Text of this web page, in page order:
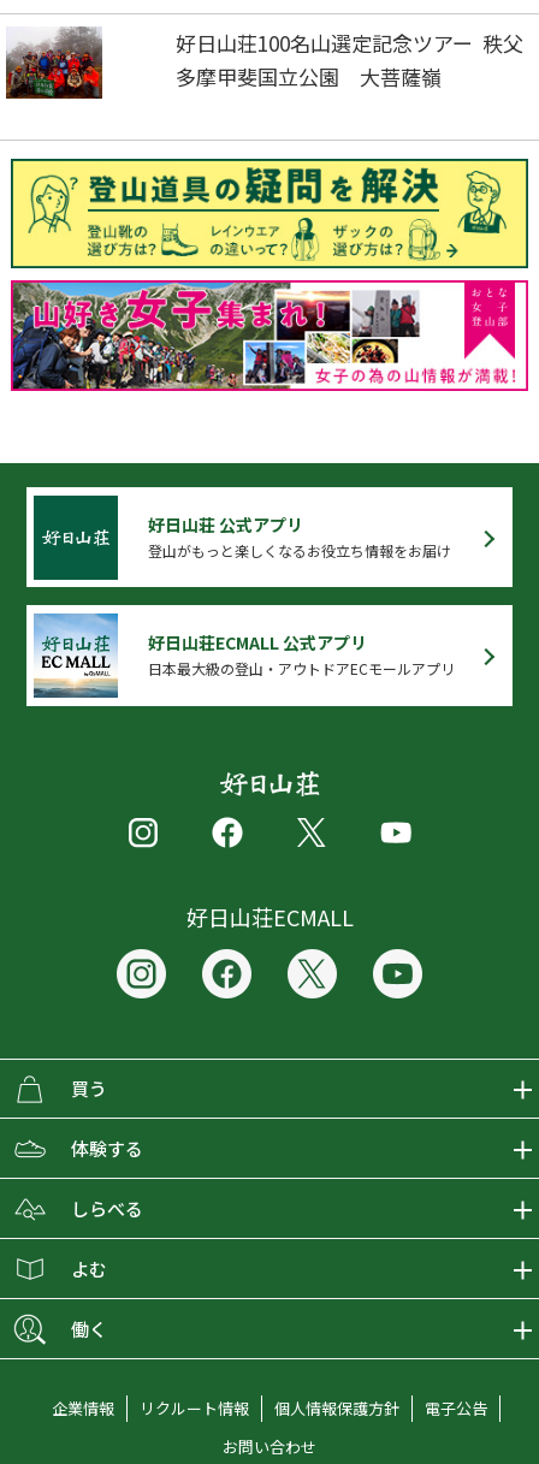
好日山荘100名山選定記念ツアー 秩父
多摩甲斐国立公園 大菩薩嶺
好日山荘 公式アプリ
登山がもっと楽しくなるお役立ち情報をお届け
好日山荘ECMALL 公式アプリ
日本最大級の登山・アウトドアECモールアプリ
好日山荘ECMALL
買う
ECMALLの商品をさがす
取り扱いブランド一覧
ショップブログ
会員募集
体験する
おとな女子登山部
グラビティリサーチ
しらべる
登山レポート
オンラインコンシェルジュ
よむ
好日山荘マガジン
働く
企業情報 リクルート情報 個人情報保護方針
電子公告
お問い合わせ